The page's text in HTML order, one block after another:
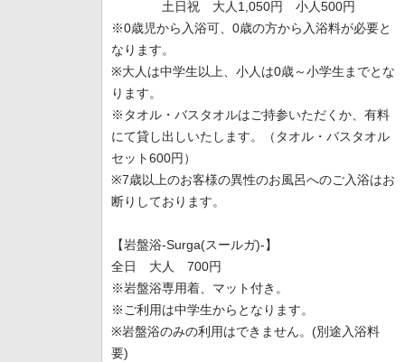
土日祝 大人1,050円 小人500円
※0歳児から入浴可、0歳の方から入浴料が必要と
なります。
※大人は中学生以上、小人は0歳～小学生までとな
ります。
※タオル・バスタオルはご持参いただくか、有料
にて貸し出しいたします。（タオル・バスタオル
セット600円）
※7歳以上のお客様の異性のお風呂へのご入浴はお
断りしております。
【岩盤浴-Surga(スールガ)-】
全日 大人 700円
※岩盤浴専用着、マット付き。
※ご利用は中学生からとなります。
※岩盤浴のみの利用はできません。(別途入浴料
要)